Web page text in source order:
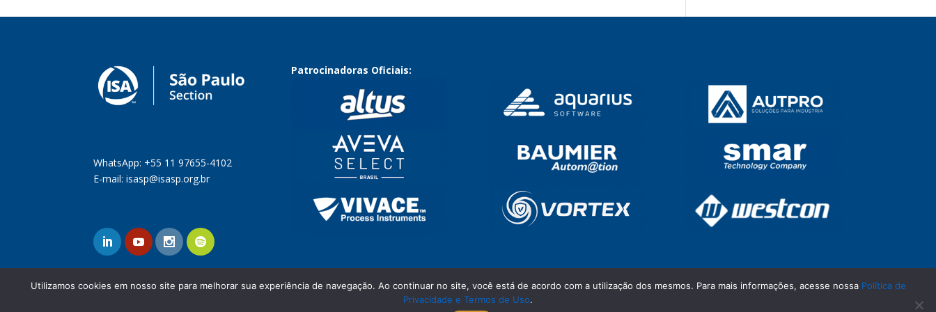
WhatsApp: +55 11 97655-4102
E-mail:isasp@isasp.org.br
Patrocinadoras Oficiais:
Utilizamos cookies em nosso site para melhorar sua experiência de navegação. Ao continuar no site, você está de acordo com a utilização dos mesmos. Para mais informações, acesse nossa Política de
Privacidade e Termos de Uso.